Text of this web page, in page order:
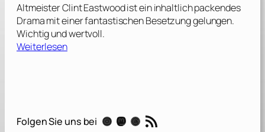
Altmeister Clint Eastwood ist ein inhaltlich packendes
Drama mit einer fantastischen Besetzung gelungen.
Wichtig und wertvoll.
Weiterlesen:
l
Folgen Sie uns bei Instagram Mastodon Threads RSS-Feed